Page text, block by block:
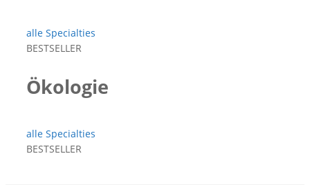
alle Specialties
BESTSELLER
Ökologie
alle Specialties
BESTSELLER